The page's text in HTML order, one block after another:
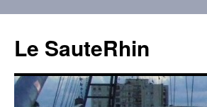
contenu
Le SauteRhin